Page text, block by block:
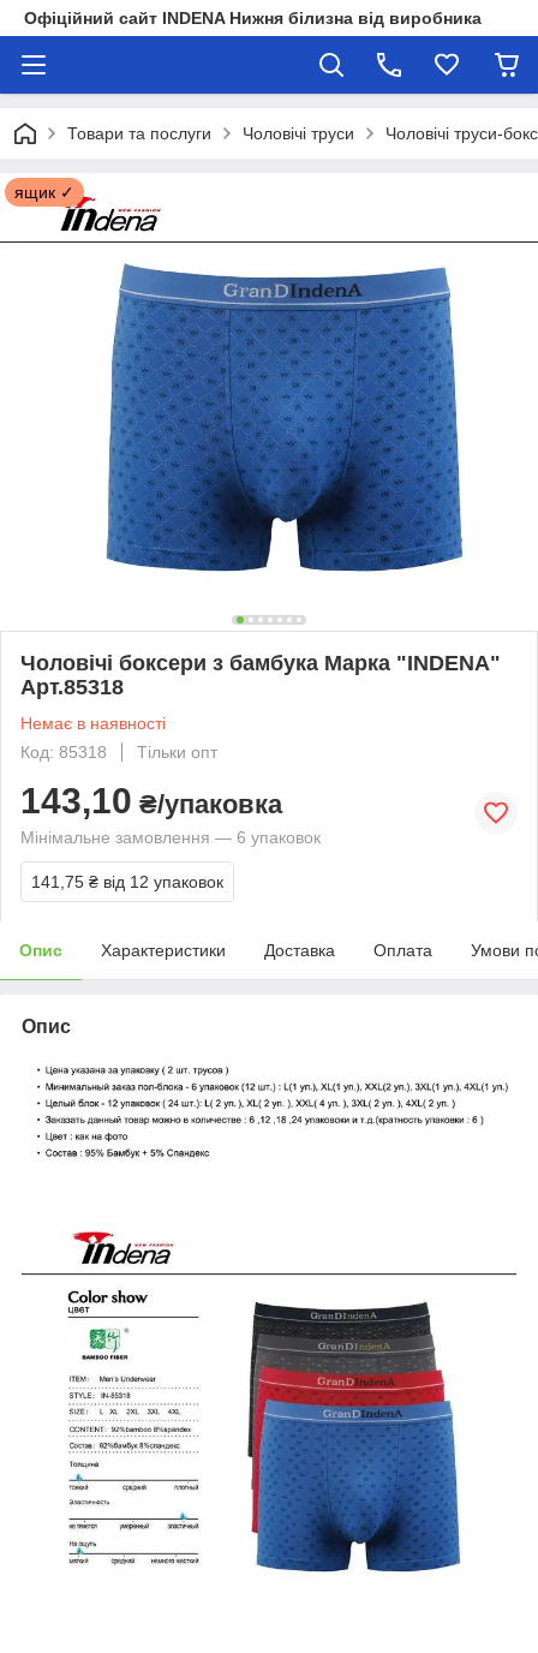
Офіційний сайт INDENA Нижня білизна від виробника
Товари та послуги Чоловічі труси Чоловічі труси-
ящик ✓
Чоловічі боксери з бамбука Марка "INDENA"
Арт.85318
Немає в наявності
Код: 85318
Тільки опт
143,10 ₴/упаковка
Мінімальне замовлення — 6 упаковок
141,75 ₴ від 12 упаковок
Опис Характеристики Доставка Оплата Умови
Опис